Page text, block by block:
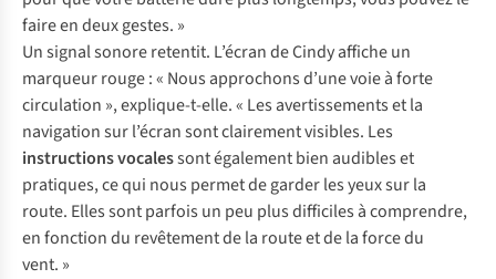
faire en deux gestes. »
Un signal sonore retentit. L’écran de Cindy affiche un
marqueur rouge : « Nous approchons d’une voie à forte
circulation », explique-t-elle. « Les avertissements et la
navigation sur l’écran sont clairement visibles. Les
instructions vocalessont également bien audibles et
pratiques, ce qui nous permet de garder les yeux sur la
route. Elles sont parfois un peu plus difficiles à comprendre,
en fonction du revêtement de la route et de la force du
vent. »